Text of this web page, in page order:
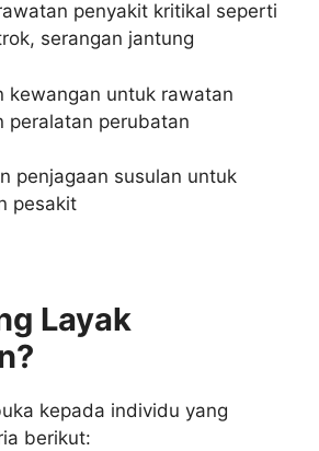
penyakit kritikal seperti
serangan jantung
kewangan untuk rawatan
peralatan perubatan
penjagaan susulan untuk
pesakit
Layak
kepada individu yang
berikut: